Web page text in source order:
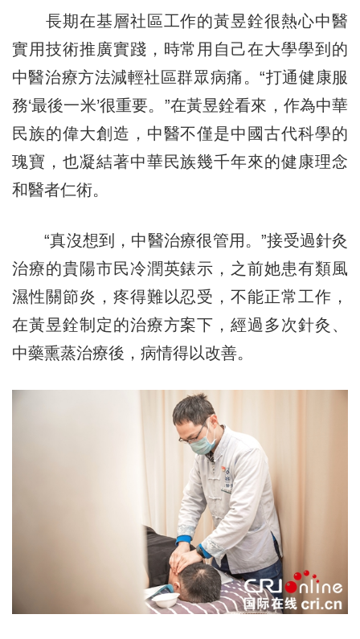
長期在基層社區工作的黃昱銓很熱心中醫
實用技術推廣實踐，時常用自己在大學學到的
中醫治療方法減輕社區群眾病痛。“打通健康服
務‘最後一米’很重要。”在黃昱銓看來，作為中華
民族的偉大創造，中醫不僅是中國古代科學的
瑰寶，也凝結著中華民族幾千年來的健康理念
和醫者仁術。
“真沒想到，中醫治療很管用。”接受過針灸
治療的貴陽市民冷潤英錶示，之前她患有類風
濕性關節炎，疼得難以忍受，不能正常工作，
在黃昱銓制定的治療方案下，經過多次針灸、
中藥熏蒸治療後，病情得以改善。